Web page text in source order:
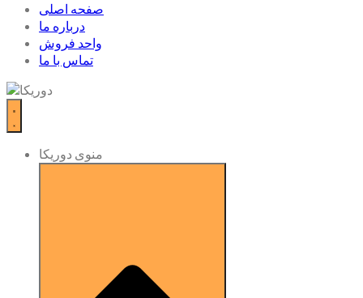
صفحه اصلی
درباره ما
واحد فروش
تماس با ما
منوی دوریکا